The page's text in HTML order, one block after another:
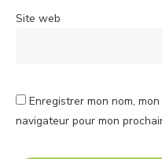
Site web
Enregistrer mon nom,
navigateur pour mon